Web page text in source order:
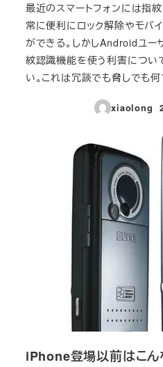
最近のスマートフォンには指
常に便利にロック解除やモバ
ができる。しかしAndroidユ
紋認識機能を使う利害につい
い。これは冗談でも脅しでも
xiaolong
iPhone登場以前はこ